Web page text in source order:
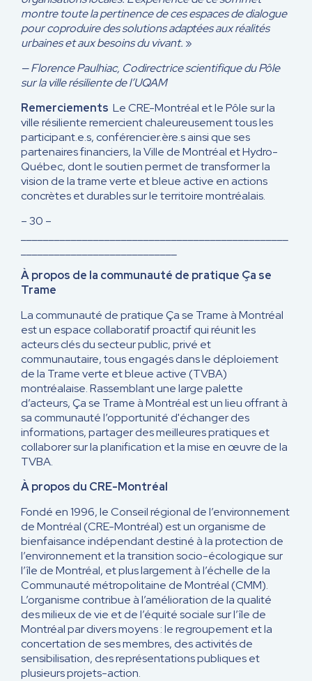
montre toute la pertinence de ces espaces de dialogue
pour coproduire des solutions adaptées aux réalités
urbaines et aux besoins du vivant. »
— Florence Paulhiac, Codirectrice scientifique du Pôle
sur la ville résiliente de l’UQAM
Remerciements Le CRE-Montréal et le Pôle sur la
ville résiliente remercient chaleureusement tous les
participant.e.s, conférencier.ère.s ainsi que ses
partenaires financiers, la Ville de Montréal et Hydro-
Québec, dont le soutien permet de transformer la
vision de la trame verte et bleue active en actions
concrètes et durables sur le territoire montréalais.
– 30 –
À propos de la communauté de pratique Ça se
Trame
La communauté de pratique Ça se Trame à Montréal
est un espace collaboratif proactif qui réunit les
acteurs clés du secteur public, privé et
communautaire, tous engagés dans le déploiement
de la Trame verte et bleue active (TVBA)
montréalaise. Rassemblant une large palette
d’acteurs, Ça se Trame à Montréal est un lieu offrant à
sa communauté l’opportunité d'échanger des
informations, partager des meilleures pratiques et
collaborer sur la planification et la mise en œuvre de la
TVBA.
À propos du CRE-Montréal
Fondé en 1996, le Conseil régional de l’environnement
de Montréal (CRE-Montréal) est un organisme de
bienfaisance indépendant destiné à la protection de
l’environnement et la transition socio-écologique sur
l’île de Montréal, et plus largement à l’échelle de la
Communauté métropolitaine de Montréal (CMM).
L’organisme contribue à l’amélioration de la qualité
des milieux de vie et de l’équité sociale sur l’île de
Montréal par divers moyens : le regroupement et la
concertation de ses membres, des activités de
sensibilisation, des représentations publiques et
plusieurs projets-action.